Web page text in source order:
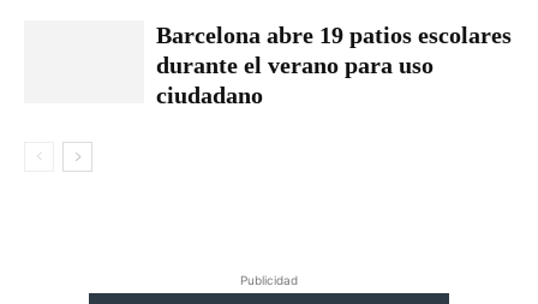
Barcelona abre 19 patios escolares
durante el verano para uso
ciudadano
Publicidad